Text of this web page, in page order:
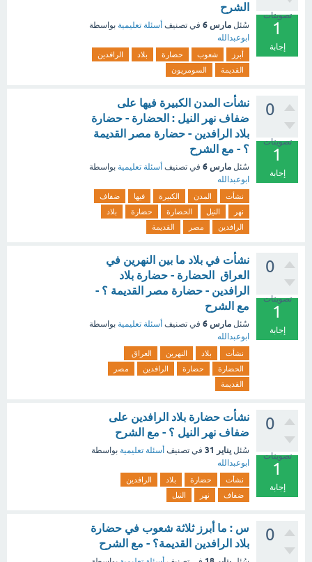
تصويتات
1
إجابة
الشرح
سُئل مارس 6 في تصنيف أسئلة تعليمية بواسطة
ابوعبدالله
أبرز شعوب حضارة بلاد
الرافدين
القديمة
السومريون
0
تصويتات
1
إجابة
نشأت المدن الكبيرة فيها على
ضفاف نهر النيل : الحضارة - حضارة
بلاد الرافدين - حضارة مصر القديمة
؟ - مع الشرح
سُئل مارس 6 في تصنيف أسئلة تعليمية بواسطة
ابوعبدالله
نشأت المدن الكبيرة فيها
ضفاف
نهر
النيل الحضارة حضارة
بلاد
الرافدين
مصر القديمة
0
تصويتات
1
إجابة
نشأت في بلاد ما بين النهرين في
العراق الحضارة - حضارة بلاد
الرافدين - حضارة مصر القديمة ؟ -
مع الشرح
سُئل مارس 6 في تصنيف أسئلة تعليمية بواسطة
ابوعبدالله
نشأت بلاد النهرين
العراق
الحضارة
حضارة الرافدين
مصر
القديمة
0
تصويتات
1
إجابة
نشأت حضارة بلاد الرافدين على
ضفاف نهر النيل ؟ - مع الشرح
سُئل يناير 31 في تصنيف أسئلة تعليمية بواسطة
ابوعبدالله
نشأت حضارة بلاد
الرافدين
ضفاف
نهر النيل
0
س : ما أبرز ثلاثة شعوب في حضارة
بلاد الرافدين القديمة؟ - مع الشرح